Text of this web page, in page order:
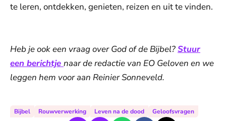
te leren, ontdekken, genieten, reizen en uit te vinden.
Heb je ook een vraag over God of de Bijbel?Stuur
een berichtje naar de redactie van EO Geloven en we
leggen hem voor aan Reinier Sonneveld.
Bijbel Rouwverwerking Leven na de dood Geloofsvragen